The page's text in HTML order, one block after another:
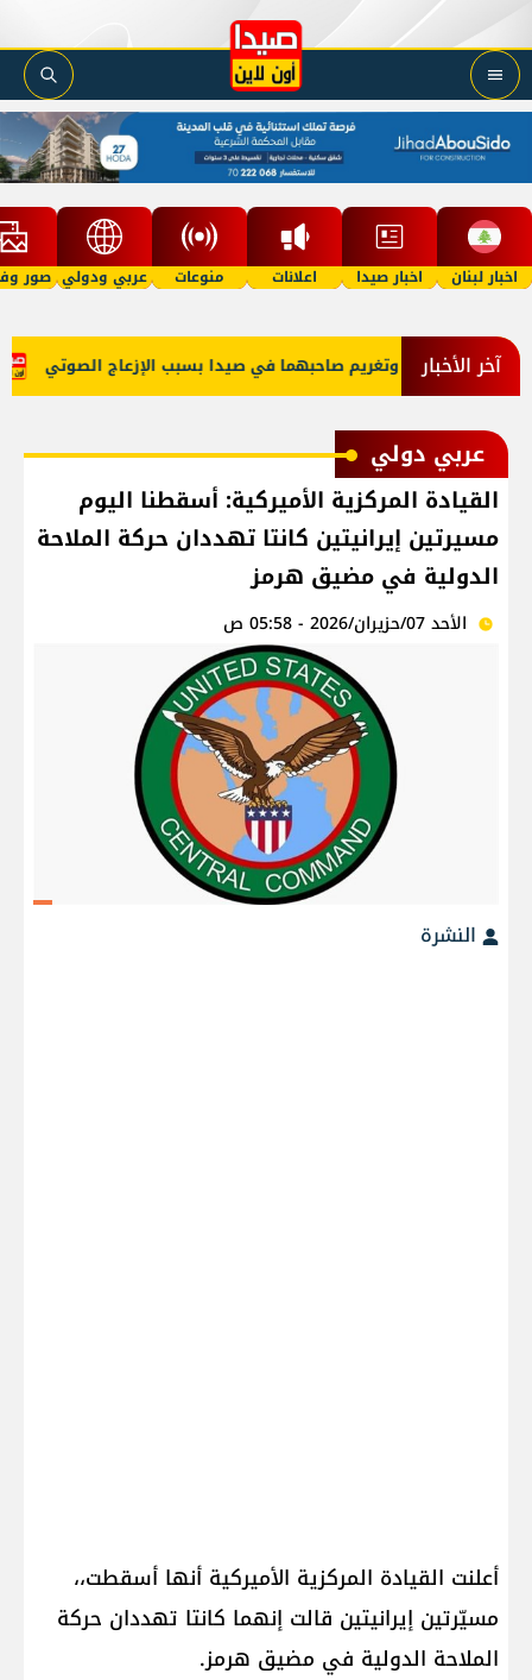
اخبار لبنان اخبار صيدا اعلانات منوعات عربي ودولي صور
آخر الأخبار
'توكتوك' وتغريم صاحبهما في صيدا بسبب الإزعاج الصوتي
عربي دولي
القيادة المركزية الأميركية: أسقطنا اليوم
مسيرتين إيرانيتين كانتا تهددان حركة الملاحة
الدولية في مضيق هرمز
الأحد 07/حزيران/2026 - 05:58 ص
النشرة
أعلنت ​القيادة المركزية الأميركية​ أنها أسقطت،،
مسيّرتين إيرانيتين قالت إنهما كانتا تهددان حركة
الملاحة الدولية في مضيق هرمز.